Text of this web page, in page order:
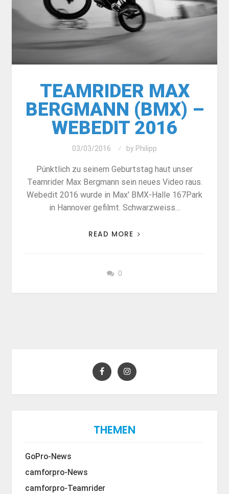
TEAMRIDER MAX
BERGMANN (BMX) –
WEBEDIT 2016
03/03/2016 by Philipp
Pünktlich zu seinem Geburtstag haut unser
Teamrider Max Bergmann sein neues Video raus.
Webedit 2016 wurde in Max' BMX-Halle 167Park
in Hannover gefilmt. Schwarzweiss…
READ MORE
0
THEMEN
GoPro-News
camforpro-News
camforpro-Teamrider